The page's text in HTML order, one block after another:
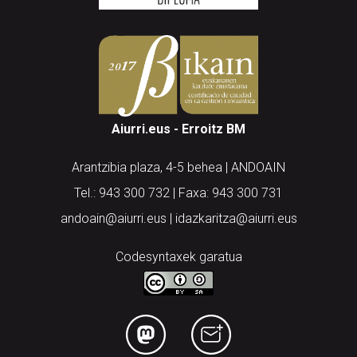
Aiurri.eus - Erroitz BM
Arantzibia plaza, 4-5 behea | ANDOAIN
Tel.: 943 300 732 | Faxa: 943 300 731
andoain@aiurri.eus | idazkaritza@aiurri.eus
Codesyntaxek garatua